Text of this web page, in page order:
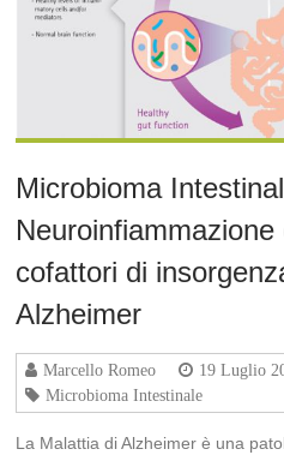
Microbioma
cofattori di
Alzheimer
Marcello Romeo
19 Luglio
Microbioma Intestinale
La Malattia di Alzheimer è una